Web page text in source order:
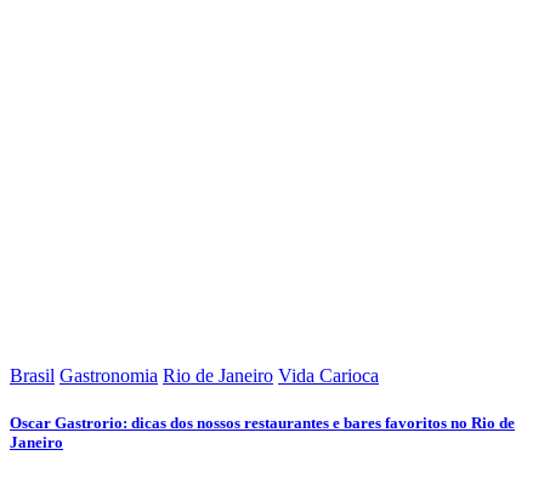
Brasil Gastronomia Rio de Janeiro Vida Carioca
Oscar Gastrorio: dicas dos nossos restaurantes e bares favoritos no Rio de
Janeiro